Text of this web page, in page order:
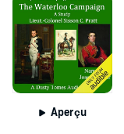
Aperçu